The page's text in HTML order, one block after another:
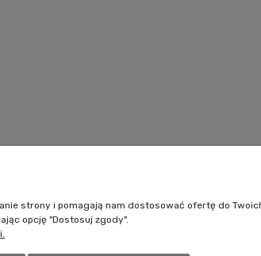
strony i pomagają nam dostosować ofertę do
opcję "Dostosuj zgody".